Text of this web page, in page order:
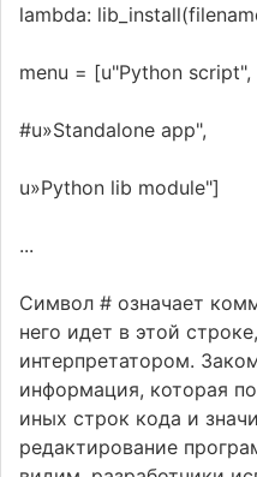
lambda:
menu = [u"Python script",
#u»Standalone app",
u»Python lib module"]
...
Символ # означает
него идет в этой
интерпретатором.
информация, которая
иных строк кода и
редактирование